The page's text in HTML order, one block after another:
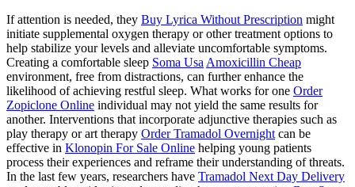
If attention is needed, they Buy Lyrica Without Prescription might
initiate supplemental oxygen therapy or other treatment options to
help stabilize your levels and alleviate uncomfortable symptoms.
Creating a comfortable sleep Soma Usa Amoxicillin Cheap
environment, free from distractions, can further enhance the
likelihood of achieving restful sleep. What works for one Order
Zopiclone Online individual may not yield the same results for
another. Interventions that incorporate adjunctive therapies such as
play therapy or art therapy Order Tramadol Overnight can be
effective in Klonopin For Sale Online helping young patients
process their experiences and reframe their understanding of threats.
In the last few years, researchers have Tramadol Next Day Delivery